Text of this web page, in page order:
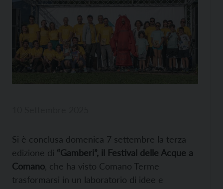
Si è conclusa domenica 7 settembre la terza
edizione di “Gamberi”, il Festival delle Acque a
Comano , che ha visto Comano Terme
trasformarsi in un laboratorio di idee e